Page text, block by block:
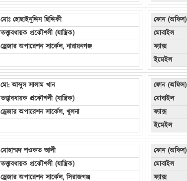
মোঃ হোছাইনুদ্দিন ছিদ্দিকী
তত্ত্বাবধায়ক প্রকৌশলী (যান্ত্রিক)
ড্রেজার অপারেশন সার্কেল, নারায়নগঞ্জ
ফোন (অফিস)
মোবাইল
ফ্যাক্স
ইমেইল
মো: আব্দুস সালাম খান
তত্ত্বাবধায়ক প্রকৌশলী (যান্ত্রিক)
ড্রেজার অপারেশন সার্কেল, খুলনা
ফোন (অফিস)
মোবাইল
ফ্যাক্স
ইমেইল
মোহাম্মদ শওকত আলী
তত্ত্বাবধায়ক প্রকৌশলী (যান্ত্রিক)
ড্রেজার অপারেশন সার্কেল, সিরাজগঞ্জ
ফোন (অফিস)
মোবাইল
ফ্যাক্স